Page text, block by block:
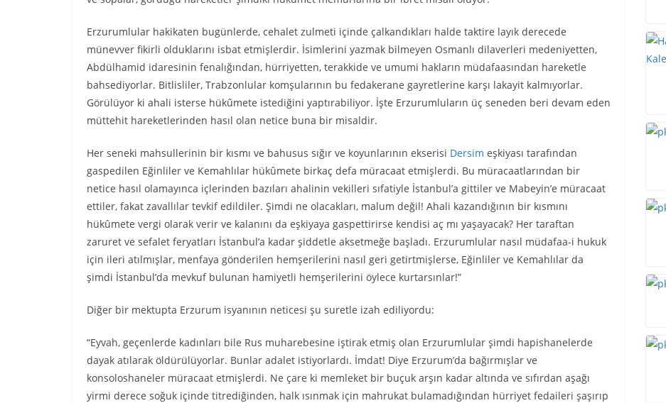
Erzurumlular hakikaten bugünlerde, cehalet zulmeti içinde çalkandıkları halde taktire layık derecede
münevver fikirli olduklarını isbat etmişlerdir. İsimlerini yazmak bilmeyen Osmanlı dilaverleri medeniyetten,
Abdülhamid idaresinin fenalığından, hürriyetten, terakkide ve umumi hakların müdafaasından hareketle
bahsediyorlar. Bitlisliler, Trabzonlular komşularının bu fedakerane gayretlerine karşı lakayit kalmıyorlar.
Görülüyor ki ahali isterse hükûmete istediğini yaptırabiliyor. İşte Erzurumluların üç seneden beri devam eden
müttehit hareketlerinden hasıl olan netice buna bir misaldir.
Her seneki mahsullerinin bir kısmı ve bahusus sığır ve koyunlarının ekserisi Dersim eşkiyası tarafından
gaspedilen Eğinliler ve Kemahlılar hükûmete birkaç defa müracaat etmişlerdi. Bu müracaatlarından bir
netice hasıl olamayınca içlerinden bazıları ahalinin vekilleri sıfatiyle İstanbul’a gittiler ve Mabeyin’e müracaat
ettiler, fakat zavallılar tevkif edildiler. Şimdi ne olacakları, malum değil! Ahali kazandığının bir kısmını
hükûmete vergi olarak verir ve kalanını da eşkiyaya gaspettirirse kendisi aç mı yaşayacak? Her taraftan
zaruret ve sefalet feryatları İstanbul’a kadar şiddetle aksetmeğe başladı. Erzurumlular nasıl müdafaa-i hukuk
için ileri atılmışlar, menfaya gönderilen hemşerilerini nasıl geri getirtmişlerse, Eğinliler ve Kemahlılar da
şimdi İstanbul’da mevkuf bulunan hamiyetli hemşerilerini öylece kurtarsınlar!”
Diğer bir mektupta Erzurum isyanının neticesi şu suretle izah ediliyordu:
“Eyvah, geçenlerde kadınları bile Rus muharebesine iştirak etmiş olan Erzurumlular şimdi hapishanelerde
dayak atılarak öldürülüyorlar. Bunlar adalet istiyorlardı. İmdat! Diye Erzurum’da bağırmışlar ve
konsoloshaneler müracaat etmişlerdi. Ne çare ki memleket bir buçuk arşın kadar altında ve sıfırdan aşağı
yirmi derece soğuk içinde titrediğinden, halk ısınmak için mahrukat bulamadığından hürriyet fedaileri şaşırıp